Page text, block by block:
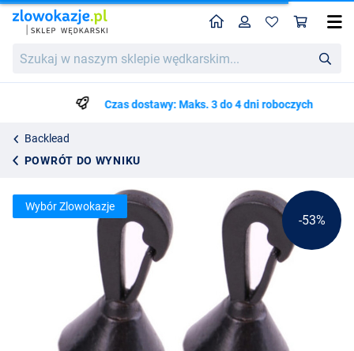
w
wędkarskim...
HomeProfil
Czas dostawy: Maks. 3 do 4 dni roboczych
Backlead
POWRÓT DO WYNIKU
Ultimate Clip Backlead 2pcs
18.99
8.99
-53%
Wybór Zlowokazje